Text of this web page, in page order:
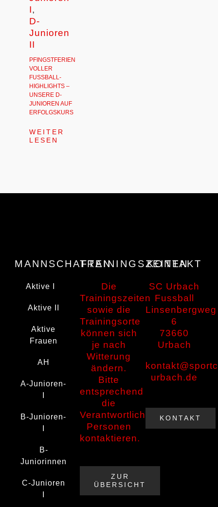
I,
D-
Junioren
II
PFINGSTFERIEN
VOLLER
FUSSBALL-H
IGHLIGHTS – U
NSERE D-J
UNIOREN AUF E
RFOLGSKURS
WEITER
LESEN
MANNSCHAFTEN
Aktive I
Aktive II
Aktive
Frauen
AH
A-Junioren-
B-Junioren-
B-
Juniorinnen
C-Junioren
TRAININGSZEITEN
Die
Trainingszeiten
sowie die
Trainingsorte
können sich
je nach
Witterung
ändern.
Bitte
entsprechend
die
Verantwortlichen
Personen
kontaktieren.
ZUR
ÜBERSICHT
KONTAKT
SC Urbach
Fussball
Linsenbergweg
6
73660
Urbach
urbach.de
KONTAKT